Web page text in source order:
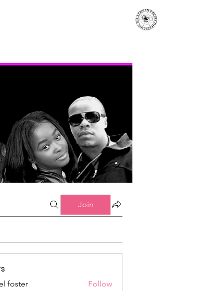
Join
foster
Follow